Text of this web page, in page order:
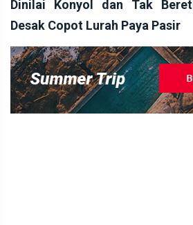
Dinilai Konyol dan Tak
Desak Copot Lurah Paya Pasir